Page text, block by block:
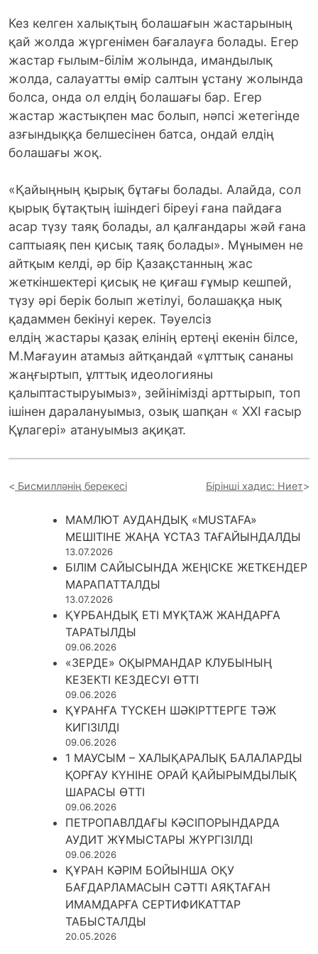
Кез келген халықтың болашағын жастарының
қай жолда жүргенімен бағалауға болады. Егер
жастар ғылым-білім жолында, имандылық
жолда, салауатты өмір салтын ұстану жолында
болса, онда ол елдің болашағы бар. Егер
жастар жастықпен мас болып, нәпсі жетегінде
азғындыққа белшесінен батса, ондай елдің
болашағы жоқ.
«Қайыңның қырық бұтағы болады. Алайда, сол
қырық бұтақтың ішіндегі біреуі ғана пайдаға
асар түзу таяқ болады, ал қалғандары жәй ғана
саптыаяқ пен қисық таяқ болады». Мұнымен не
айтқым келді, әр бір Қазақстанның жас
жеткіншектері қисық не қиғаш ғұмыр кешпей,
түзу әрі берік болып жетілуі, болашаққа нық
қадаммен бекінуі керек. Тәуелсіз
елдің жастары қазақ елінің ертеңі екенін білсе,
М.Мағауин атамыз айтқандай «ұлттық сананы
жаңғыртып, ұлттық идеологияны
қалыптастыруымыз», зейінімізді арттырып, топ
ішінен даралануымыз, озық шапқан « XXI ғасыр
Құлагері» атануымыз ақиқат.
Бисмилләнің берекесі Бірінші хадис: Ниет
МАМЛЮТ АУДАНДЫҚ «MUSTAFA»
МЕШІТІНЕ ЖАҢА ҰСТАЗ ТАҒАЙЫНДАЛДЫ
13.07.2026
БІЛІМ САЙЫСЫНДА ЖЕҢІСКЕ ЖЕТКЕНДЕР
МАРАПАТТАЛДЫ
13.07.2026
ҚҰРБАНДЫҚ ЕТІ МҰҚТАЖ ЖАНДАРҒА
ТАРАТЫЛДЫ
09.06.2026
«ЗЕРДЕ» ОҚЫРМАНДАР КЛУБЫНЫҢ
КЕЗЕКТІ КЕЗДЕСУІ ӨТТІ
09.06.2026
ҚҰРАНҒА ТҮСКЕН ШӘКІРТТЕРГЕ ТӘЖ
КИГІЗІЛДІ
09.06.2026
1 МАУСЫМ – ХАЛЫҚАРАЛЫҚ БАЛАЛАРДЫ
ҚОРҒАУ КҮНІНЕ ОРАЙ ҚАЙЫРЫМДЫЛЫҚ
ШАРАСЫ ӨТТІ
09.06.2026
ПЕТРОПАВЛДАҒЫ КӘСІПОРЫНДАРДА
АУДИТ ЖҰМЫСТАРЫ ЖҮРГІЗІЛДІ
09.06.2026
ҚҰРАН КӘРІМ БОЙЫНША ОҚУ
БАҒДАРЛАМАСЫН СӘТТІ АЯҚТАҒАН
ИМАМДАРҒА СЕРТИФИКАТТАР
ТАБЫСТАЛДЫ
20.05.2026